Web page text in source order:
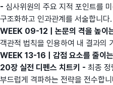
- 심사위원의 주요 지적 포인트를
구조화하고 인과관계를 서술합니다.
WEEK 09-12 | 논문의 격을 높이
객관적 법칙을 인용하여 내 결과의
WEEK 13-16 | 감점 요소를 줄이
20장 실전 디펜스 치트키 - 최종 정
부드럽게 격파하는 전략을 전수합